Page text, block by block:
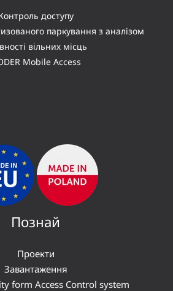
доступу
паркування з аналізом
вільних місць
Mobile Access
Познай
Проекти
Завантаження
form Access Control system